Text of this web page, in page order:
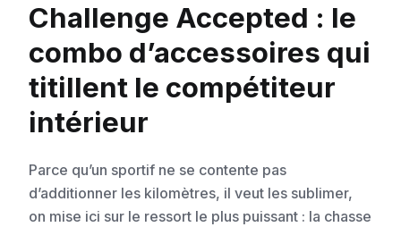
Challenge Accepted : le
combo d’accessoires qui
titillent le compétiteur
intérieur
Parce qu’un sportif ne se contente pas
d’additionner les kilomètres, il veut les sublimer,
on mise ici sur le ressort le plus puissant : la chasse